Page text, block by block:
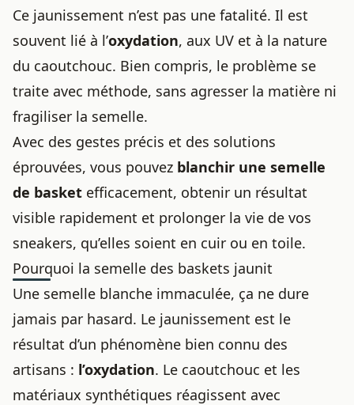
Ce jaunissement n’est pas une fatalité. Il est
souvent lié à l’oxydation, aux UV et à la nature
du caoutchouc. Bien compris, le problème se
traite avec méthode, sans agresser la matière ni
fragiliser la semelle.
Avec des gestes précis et des solutions
éprouvées, vous pouvez blanchir une semelle
de basket efficacement, obtenir un résultat
visible rapidement et prolonger la vie de vos
sneakers, qu’elles soient en cuir ou en toile.
Pourquoi la semelle des baskets jaunit
Une semelle blanche immaculée, ça ne dure
jamais par hasard. Le jaunissement est le
résultat d’un phénomène bien connu des
artisans : l’oxydation. Le caoutchouc et les
matériaux synthétiques réagissent avec